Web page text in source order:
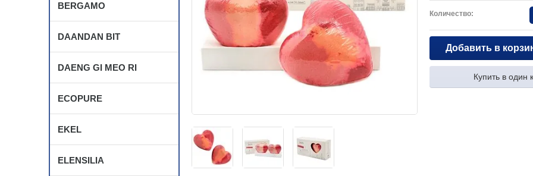
Количество:
Добавить в
Купить в один
BERGAMO
DAANDAN BIT
DAENG GI MEO RI
ECOPURE
EKEL
ELENSILIA